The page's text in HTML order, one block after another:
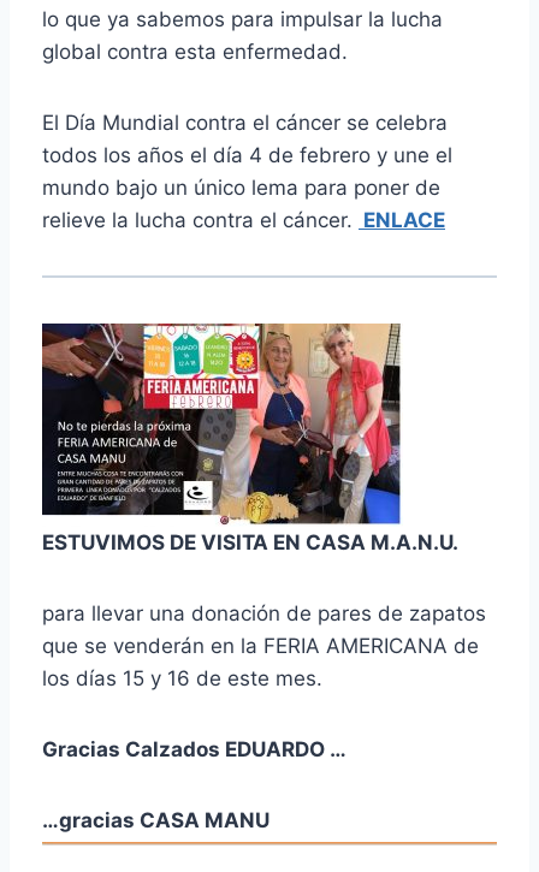
lo que ya sabemos para impulsar la lucha
global contra esta enfermedad.
El Día Mundial contra el cáncer se celebra
todos los años el día 4 de febrero y une el
mundo bajo un único lema para poner de
relieve la lucha contra el cáncer. ENLACE
ESTUVIMOS DE VISITA EN CASA M.A.N.U.
para llevar una donación de pares de zapatos
que se venderán en la FERIA AMERICANA de
los días 15 y 16 de este mes.
Gracias Calzados EDUARDO …
…gracias CASA MANU